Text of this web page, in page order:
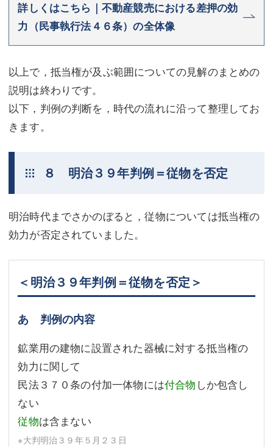
詳しくはこちら｜不動産競売における差押の効
力（民事執行法４６条）の全体像
以上で，抵当権が及ぶ範囲についての見解のまとめの
説明は終わりです。
以下，判例の判断を，時代の流れに沿って整理してお
きます。
８ 明治３９年判例＝従物を否定
明治時代までさかのぼると，従物については抵当権の
効力が否定されていました。
＜明治３９年判例＝従物を否定＞
あ 判例の内容
鉱業用の建物に設置された器械に対する抵当権の
効力に関して
民法３７０条の付加一体物には付合物 しか包含し
ない
従物は含まない
※大判明治３９年５月２３日